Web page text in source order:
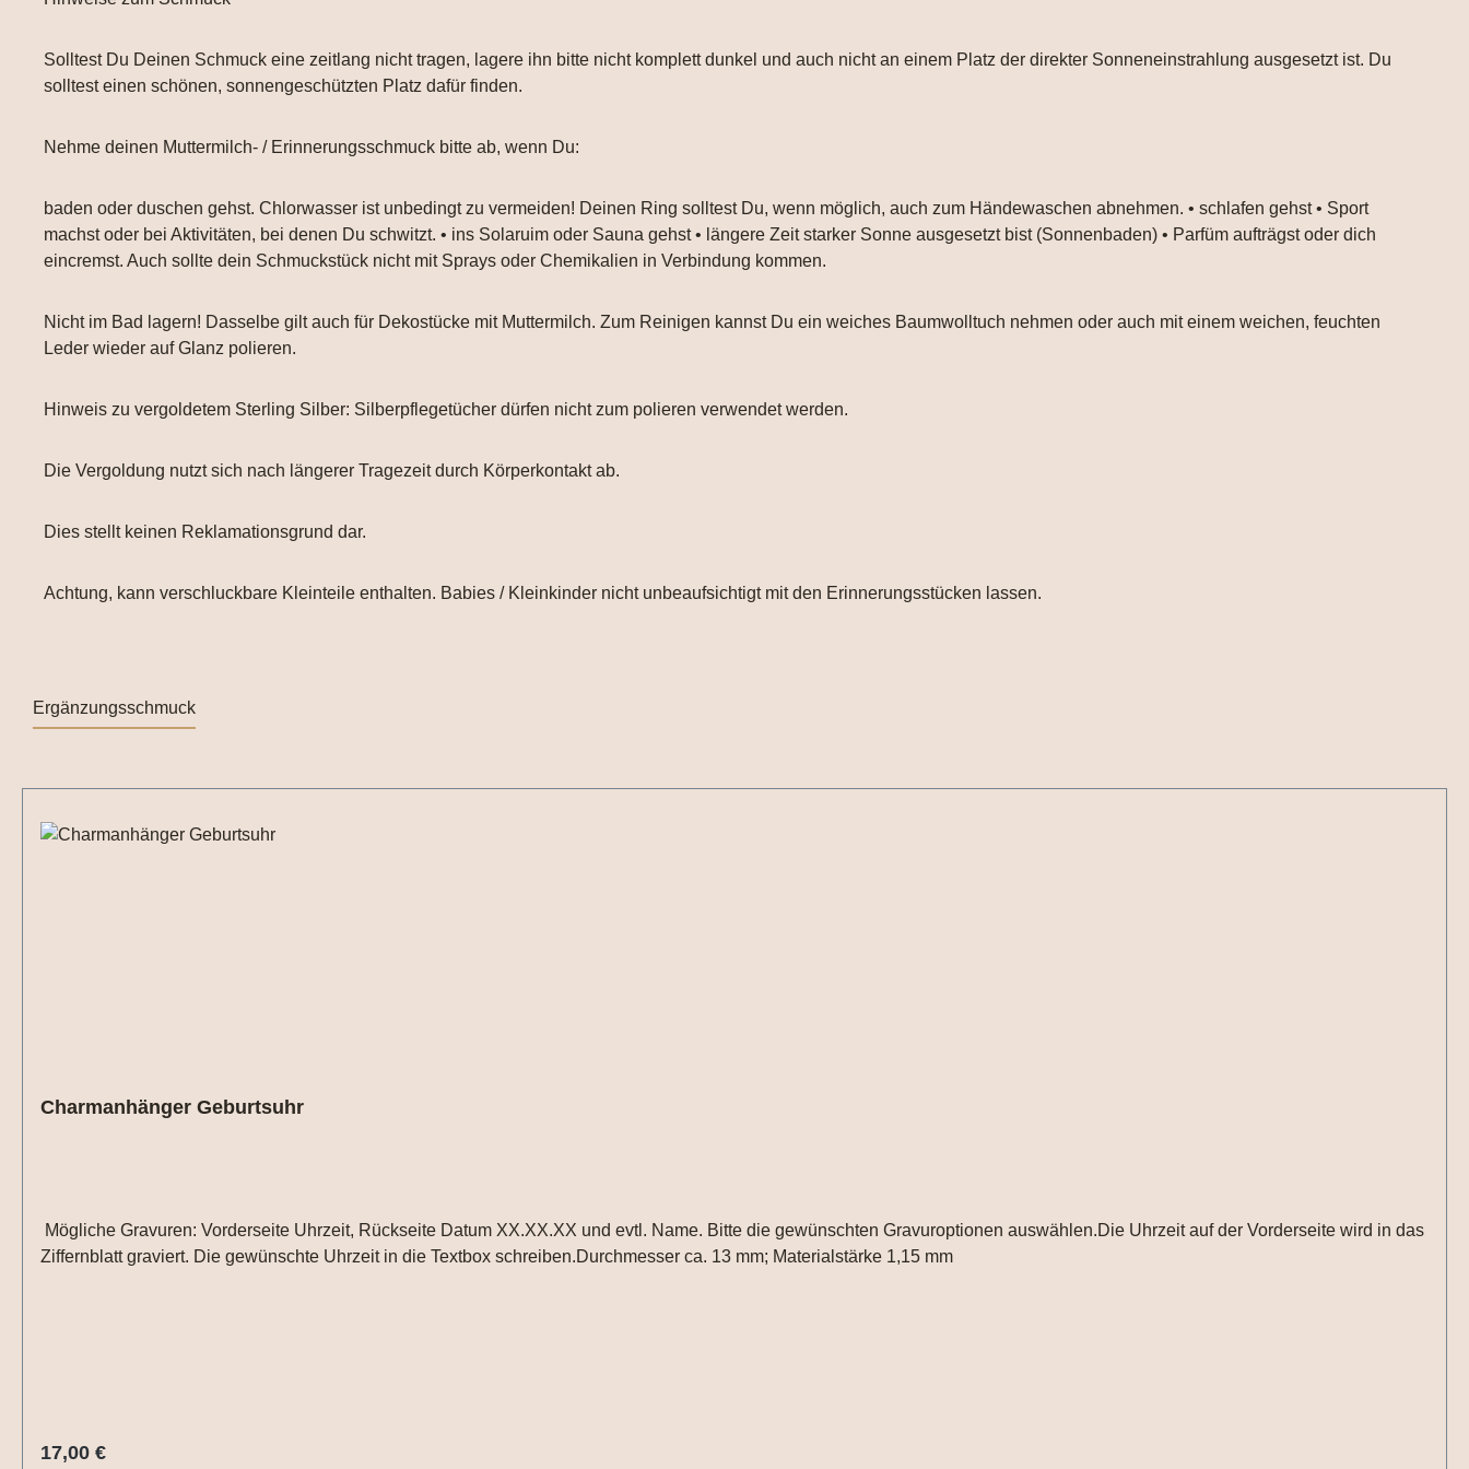
Solltest Du Deinen Schmuck eine zeitlang nicht tragen, lagere ihn bitte nicht komplett dunkel und auch nicht an einem Platz der direkter Sonneneinstrahlung ausgesetzt ist. Du
solltest einen schönen, sonnengeschützten Platz dafür finden.
Nehme deinen Muttermilch- / Erinnerungsschmuck bitte ab, wenn Du:
baden oder duschen gehst. Chlorwasser ist unbedingt zu vermeiden! Deinen Ring solltest Du, wenn möglich, auch zum Händewaschen abnehmen. • schlafen gehst • Sport
machst oder bei Aktivitäten, bei denen Du schwitzt. • ins Solaruim oder Sauna gehst • längere Zeit starker Sonne ausgesetzt bist (Sonnenbaden) • Parfüm aufträgst oder dich
eincremst. Auch sollte dein Schmuckstück nicht mit Sprays oder Chemikalien in Verbindung kommen.
Nicht im Bad lagern! Dasselbe gilt auch für Dekostücke mit Muttermilch. Zum Reinigen kannst Du ein weiches Baumwolltuch nehmen oder auch mit einem weichen, feuchten
Leder wieder auf Glanz polieren.
Hinweis zu vergoldetem Sterling Silber: Silberpflegetücher dürfen nicht zum polieren verwendet werden.
Die Vergoldung nutzt sich nach längerer Tragezeit durch Körperkontakt ab.
Dies stellt keinen Reklamationsgrund dar.
Achtung, kann verschluckbare Kleinteile enthalten. Babies / Kleinkinder nicht unbeaufsichtigt mit den Erinnerungsstücken lassen.
Ergänzungsschmuck
Charmanhänger Geburtsuhr
Mögliche Gravuren: Vorderseite Uhrzeit, Rückseite Datum XX.XX.XX und evtl. Name. Bitte die gewünschten Gravuroptionen auswählen.Die Uhrzeit auf der Vorderseite wird in das
Ziffernblatt graviert. Die gewünschte Uhrzeit in die Textbox schreiben.Durchmesser ca. 13 mm; Materialstärke 1,15 mm
Regulärer Preis:
17,00 €